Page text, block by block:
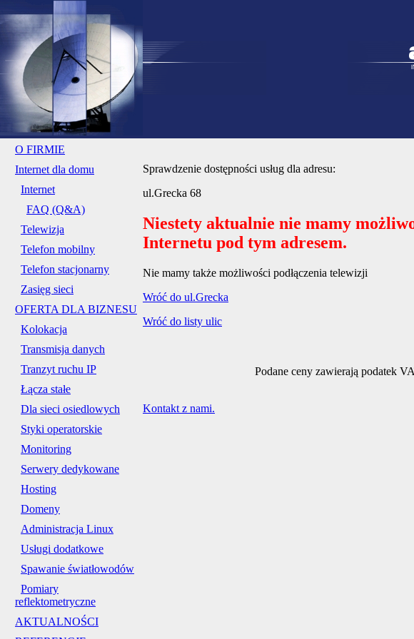
O FIRMIE
Internet dla domu
Internet
FAQ (Q&A)
Telewizja
Telefon mobilny
Telefon stacjonarny
Zasięg sieci
OFERTA DLA BIZNESU
Kolokacja
Transmisja danych
Tranzyt ruchu IP
Łącza stałe
Dla sieci osiedlowych
Styki operatorskie
Monitoring
Serwery dedykowane
Hosting
Domeny
Administracja Linux
Usługi dodatkowe
Spawanie światłowodów
Pomiary
reflektometryczne
AKTUALNOŚCI
Sprawdzenie dostępności usług dla adresu:
ul.Grecka 68
Niestety aktualnie nie mamy
Internetu pod tym adresem.
Nie mamy także możliwości podłączenia telewizji
Wróć do ul.Grecka
Wróć do listy ulic
Podane ceny zawierają podatek
Kontakt z nami.